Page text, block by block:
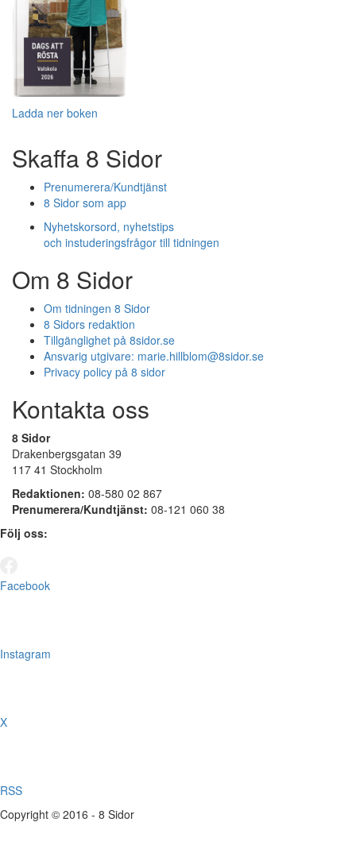
Ladda ner boken
Skaffa 8 Sidor
Prenumerera/Kundtjänst
8 Sidor som app
Nyhetskorsord, nyhetstips
och instuderingsfrågor till tidningen
Om 8 Sidor
Om tidningen 8 Sidor
8 Sidors redaktion
Tillgänglighet på 8sidor.se
Ansvarig utgivare: marie.hillblom@8sidor.se
Privacy policy på 8 sidor
Kontakta oss
8 Sidor
Drakenbergsgatan 39
117 41 Stockholm
Redaktionen: 08-580 02 867
Prenumerera/Kundtjänst: 08-121 060 38
Följ oss:
Facebook
Instagram
X
RSS
Copyright © 2016 - 8 Sidor